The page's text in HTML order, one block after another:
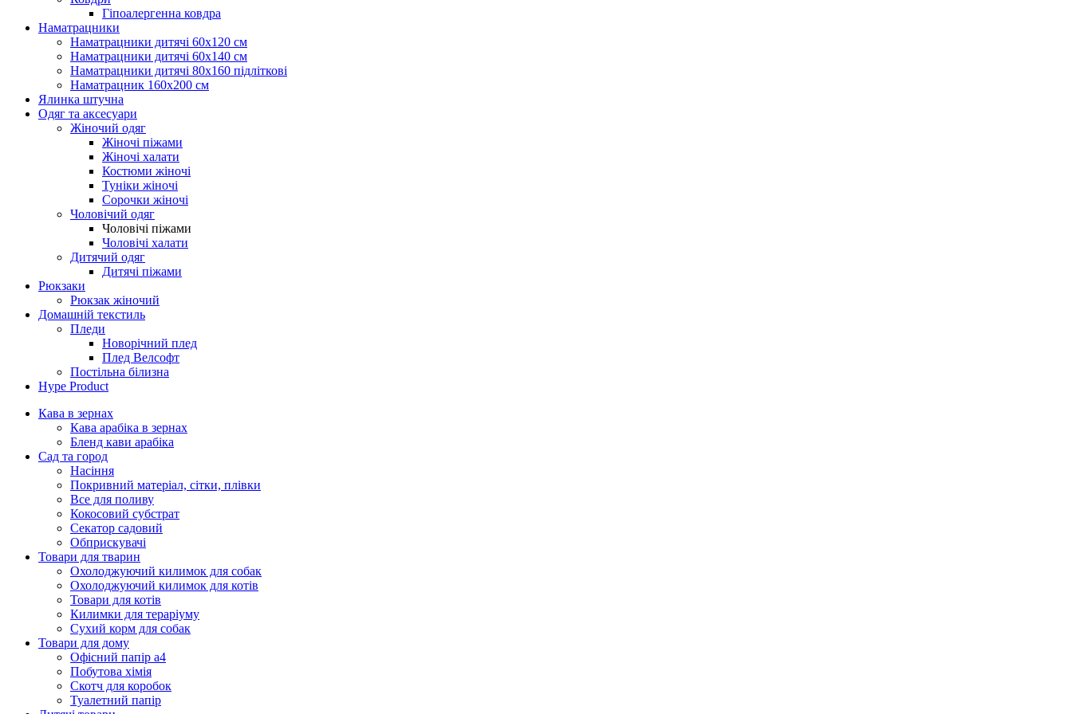
Гіпоалергенна ковдра
Наматрацники
Наматрацники дитячі 60х120 см
Наматрацники дитячі 60х140 см
Наматрацники дитячі 80х160 підліткові
Наматрацник 160х200 см
Ялинка штучна
Одяг та аксесуари
Жіночий одяг
Жіночі піжами
Жіночі халати
Костюми жіночі
Туніки жіночі
Сорочки жіночі
Чоловічий одяг
Чоловічі піжами
Чоловічі халати
Дитячий одяг
Дитячі піжами
Рюкзаки
Рюкзак жіночий
Домашній текстиль
Пледи
Новорічний плед
Плед Велсофт
Постільна білизна
Hype Product
Кава в зернах
Кава арабіка в зернах
Бленд кави арабіка
Сад та город
Насіння
Покривний матеріал, сітки, плівки
Все для поливу
Кокосовий субстрат
Секатор садовий
Обприскувачі
Товари для тварин
Охолоджуючий килимок для собак
Охолоджуючий килимок для котів
Товари для котів
Килимки для тераріуму
Сухий корм для собак
Товари для дому
Офісний папір а4
Побутова хімія
Скотч для коробок
Туалетний папір